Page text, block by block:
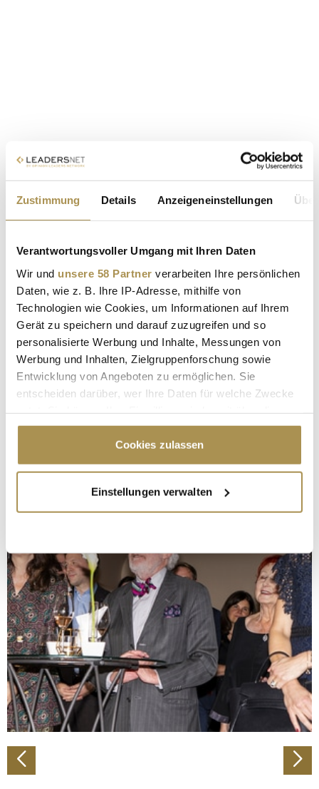
Zustimmung Details Anzeigeneinstellungen
Verantwortungsvoller Umgang mit Ihren Daten
Wir und unsere 58 Partner verarbeiten Ihre persönlichen
Daten, wie z. B. Ihre IP-Adresse, mithilfe von
Technologien wie Cookies, um Informationen auf Ihrem
Gerät zu speichern und darauf zuzugreifen und so
personalisierte Werbung und Inhalte, Messungen von
Werbung und Inhalten, Zielgruppenforschung sowie
Entwicklung von Angeboten zu ermöglichen. Sie
entscheiden darüber, wer Ihre Daten für welche Zwecke
Cookie-Erklärung oder durch Klicken auf das Privacy
Trigger Symbol ändern oder widerrufen
Informationen über Ihre geografische Lage
erfassen, welche bis auf einige Meter genau sein
bestimmten Merkmalen (Fingerprinting) identifizieren
Erfahren Sie mehr darüber, wie Ihre persönlichen Daten
verarbeitet werden, und legen Sie Ihre Präferenzen im
Abschnitt Einzelheiten
fest.
Wir verwenden Cookies, um Inhalte und Anzeigen zu
personalisieren, Funktionen für soziale Medien anbieten
zu können und die Zugriffe auf unsere Website zu
analysieren. Außerdem geben wir Informationen zu Ihrer
Verwendung unserer Website an unsere Partner für
Partner führen diese Informationen möglicherweise mit
weiteren Daten zusammen, die Sie ihnen bereitgestellt
Cookies zulassen
Einstellungen verwalten